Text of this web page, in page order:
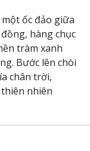
ốc đảo giữa
hàng chục
tràm xanh
Bước lên chòi
chân trời,
nhiên